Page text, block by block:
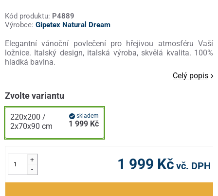
Kód produktu: P4889
Výrobce: Gipetex Natural Dream
Elegantní vánoční povlečení pro hřejivou atmosféru Vaší
ložnice. Italský design, italská výroba, skvělá kvalita. 100%
hladká bavlna.
Celý popis
Zvolte variantu
220x200 /
2x70x90 cm
skladem
1 999 Kč
+
-
1 999 Kč vč. DPH